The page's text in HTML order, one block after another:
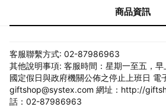
商品資訊
客服聯繫方式: 02-87986963
其他說明事項: 客服時間：星期一至五，
國定假日與政府機關公佈之停止上班日 電
giftshop@systex.com 網址：http://
話：02-87986963